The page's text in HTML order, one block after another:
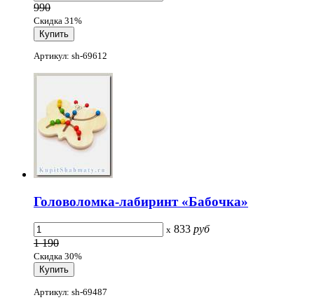
990
Скидка 31%
Артикул: sh-69612
Головоломка-лабиринт «Бабочка»
x 833 руб
1 190
Скидка 30%
Артикул: sh-69487